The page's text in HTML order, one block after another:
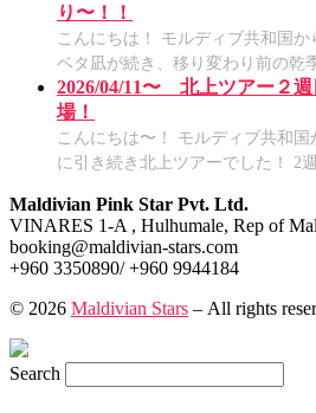
り〜！！
こんにちは！ モルディブ共和国
ベタ凪が続き、移り変わり前の
2026/04/11〜 北上ツアー２
場！
こんにちは〜！ モルディブ共和
に引き続き北上ツアーでした！ 2
Maldivian Pink Star Pvt. Ltd.
VINARES 1-A , Hulhumale, Rep of
booking@maldivian-stars.com
+960 3350890/ +960 9944184
© 2026 Maldivian Stars – All rights
Search